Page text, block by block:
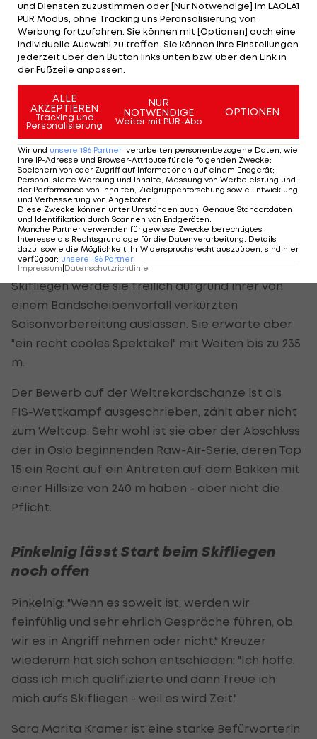
nach Skandinavien nehmen, die 18-jährige
Oberösterreicherin ist nach ihren WM-Leistungen
nicht mehr aus der Equipe wegzudenken.
Mühlbacher wird Skifliegen auslassen
In Oslo, Lillehammer und Lahti wird jeweils auf
Großschanzen gesprungen. Mühlbacher fühlt sich
dafür gerüstet, nachdem sie in Planica erstmals
seit fünf Monaten über einen großen Bakken
gegangen ist.
"Es war für mich ein Schritt in die richtige Richtung,
auch in Bezug auf die Raw Air", sagte die Team-
Vizeweltmeisterin auf Anfrage der APA. Das
Skifliegen werde sie freilich aufgrund ihrer von
einem Bandscheibenvorfall verkürzten
Saisonvorbereitung auslassen. Sie erwarte aber
"ein recht cooles Spektakel" mit Weiten bis zu 235
m.
Der Bewerb auf der Weltrekordschanze ist als
FIS-Wettkampf ausgeschrieben, zählt aber nicht
zum Weltcup. Sehr wohl ist sie aber der Abschluss
der in Oslo beginnenden Raw-Air-Serie, deren Top
15 ein Recht auf ein Antreten auf dem Bakken mit
einer Hillsize von 240 m haben - aber nicht die
Pflicht.
Pinkelnig lässt Start beim Skifliegen
noch offen
Pinkelnig: "Wenn es soweit ist, werden wir
feinfühlig und sehr ehrlich Gespräche führen, ob
wir es in Angriff nehmen oder nicht." Kreuzer
wiederum hat sich schon entschieden: "Ich hoffe,
dass ich mich qualifizierte und dann freue ich
mich aufs Skifliegen - weil es wird Zeit."
Sara Marita Kramer ist eine starke Befürworterin
und Diensten zuzustimmen oder [Nur Notwendige] im LAOLA1
PUR Modus, ohne Tracking uns Peronsalisierung von
Werbung fortzufahren. Sie können mit [Optionen] auch eine
individuelle Auswahl zu treffen. Sie können Ihre Einstellungen
jederzeit über den Button links unten bzw. über den Link in
der Fußzeile anpassen.
ALLE
AKZEPTIEREN
Tracking und
Personalisierung
NUR
NOTWENDIGE
Weiter mit PUR-Abo
OPTIONEN
Wir und unsere 186 Partner verarbeiten personenbezogene Daten, wie
Ihre IP-Adresse und Browser-Attribute für die folgenden Zwecke:
Speichern von oder Zugriff auf Informationen auf einem Endgerät;
Personalisierte Werbung und Inhalte, Messung von Werbeleistung und
der Performance von Inhalten, Zielgruppenforschung sowie Entwicklung
und Verbesserung von Angeboten.
Diese Zwecke können unter Umständen auch: Genaue Standortdaten
und Identifikation durch Scannen von Endgeräten.
Manche Partner verwenden für gewisse Zwecke berechtigtes
Interesse als Rechtsgrundlage für die Datenverarbeitung. Details
dazu, sowie die Möglichkeit Ihr Widerspruchsrecht auszuüben, sind hier
verfügbar: unsere 186 Partner
Impressum Datenschutzrichtlinie